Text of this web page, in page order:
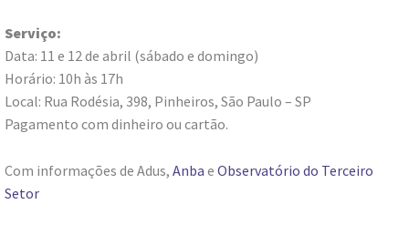
Serviço:
Data: 11 e 12 de abril (sábado e domingo)
Horário: 10h às 17h
Local: Rua Rodésia, 398, Pinheiros, São Paulo – SP
Pagamento com dinheiro ou cartão.
Com informações de Adus, Anba e Observatório do Terceiro
Setor